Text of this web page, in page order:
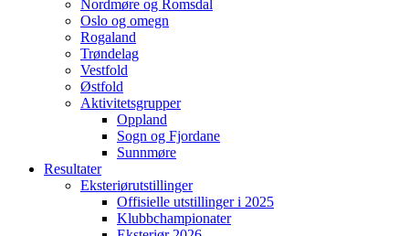
Nordmøre og Romsdal
Oslo og omegn
Rogaland
Trøndelag
Vestfold
Østfold
Aktivitetsgrupper
Oppland
Sogn og Fjordane
Sunnmøre
Resultater
Eksteriørutstillinger
Offisielle utstillinger i 2025
Klubbchampionater